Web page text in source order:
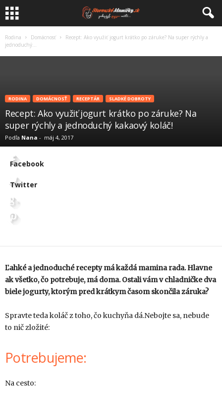
Rodina Domácnosť
Recept: Ako využiť jogurt krátko po záruke? Na super rýchly a
jednoduchý...
RODINA DOMÁCNOSŤ RECEPTÁR SLADKÉ DOBROTY
Recept: Ako využiť jogurt krátko po záruke? Na
super rýchly a jednoduchý kakaový koláč!
Podľa Nana - máj 4, 2017
Facebook
Twitter
Ľahké a jednoduché recepty má každá mamina rada. Hlavne
ak všetko, čo potrebuje, má doma. Ostali vám v chladničke dva
biele jogurty, ktorým pred krátkym časom skončila záruka?
Spravte teda koláč z toho, čo kuchyňa dá.Nebojte sa, nebude
to nič zložité:
Potrebujeme:
Na cesto: